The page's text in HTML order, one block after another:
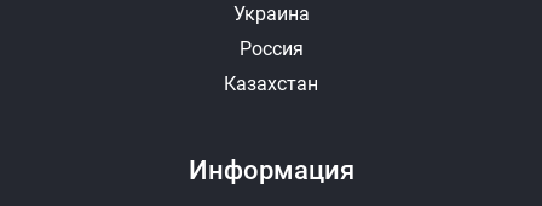
Украина
Россия
Казахстан
Информация